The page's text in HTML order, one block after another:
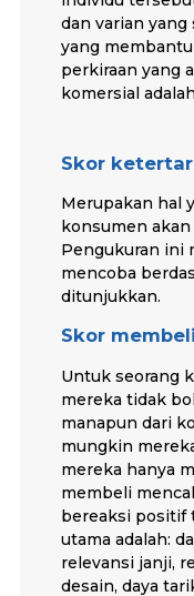
dan varian
yang
perkiraan yang
komersial
Skor
Merupakan hal
konsumen
Pengukuran ini
mencoba
ditunjukkan.
Skor membeli
Untuk seorang
mereka tidak
manapun dari
mungkin
mereka hanya
membeli
bereaksi positif
utama adalah:
relevansi janji,
desain, daya